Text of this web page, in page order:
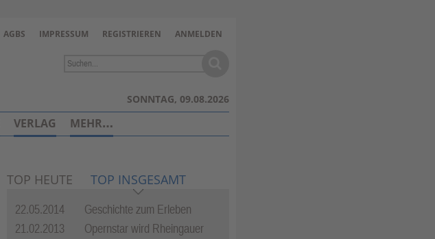
SONNTAG, 09.08.2026
AGBS IMPRESSUM REGISTRIEREN ANMELDEN
TOP HEUTE TOP INSGESAMT
22.05.2014
Geschichte zum Erleben
21.02.2013
Opernstar wird Rheingauer
VERLAG MEHR…